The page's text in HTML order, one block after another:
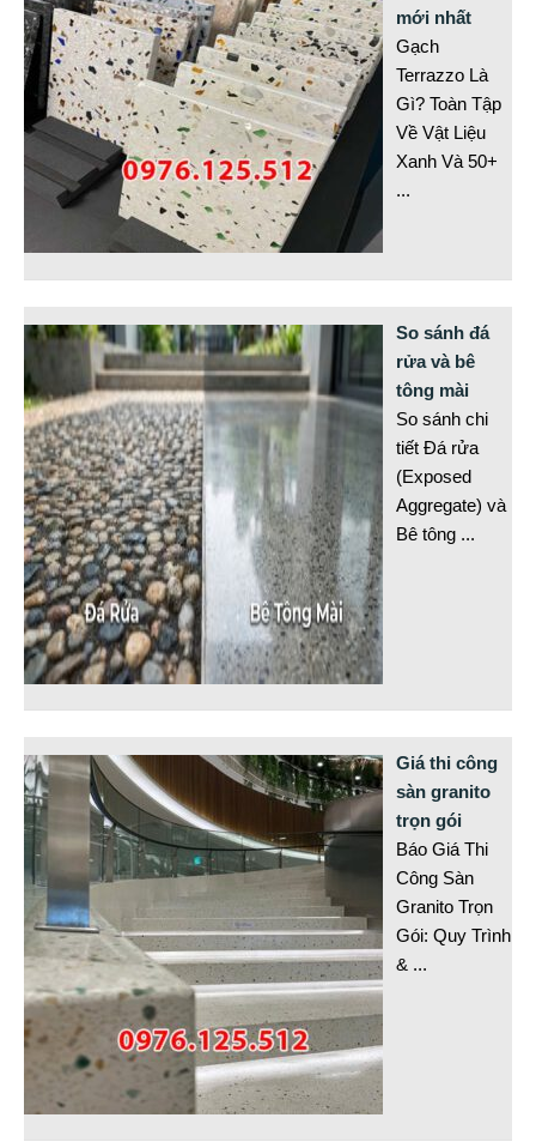
mới nhất
Gạch
Terrazzo Là
Gì? Toàn Tập
Về Vật Liệu
Xanh Và 50+
...
So sánh đá
rửa và bê
tông mài
So sánh chi
tiết Đá rửa
(Exposed
Aggregate) và
Bê tông ...
Giá thi công
sàn granito
trọn gói
Báo Giá Thi
Công Sàn
Granito Trọn
Gói: Quy Trình
& ...